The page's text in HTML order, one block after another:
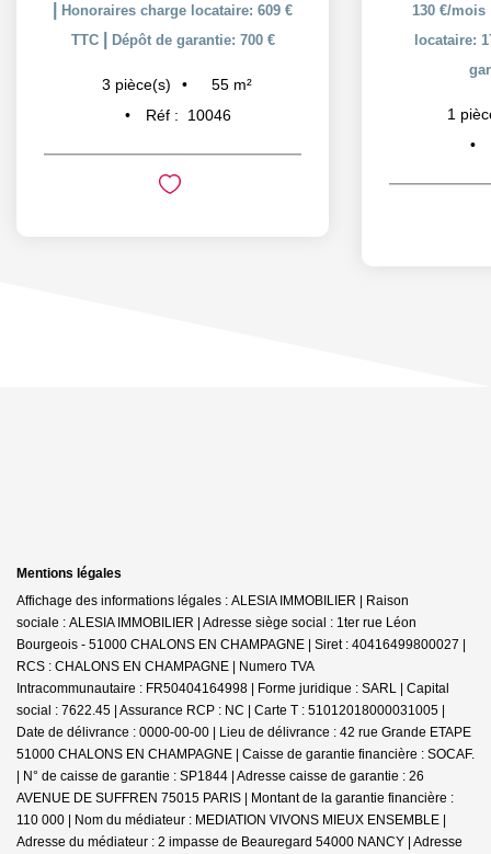
Honoraires charge locataire: 609 €
TTC
Dépôt de garantie: 700 €
3 pièce(s) 55 m²
Réf :
10046
130 €/mois
locataire:
1
Mentions légales
Affichage des informations légales : ALESIA IMMOBILIER | Raison
sociale : ALESIA IMMOBILIER | Adresse siège social : 1ter rue Léon
Bourgeois - 51000 CHALONS EN CHAMPAGNE | Siret : 40416499800027 |
RCS : CHALONS EN CHAMPAGNE | Numero TVA
Intracommunautaire : FR50404164998 | Forme juridique : SARL | Capital
social : 7622.45 | Assurance RCP : NC | Carte T : 51012018000031005 |
Date de délivrance : 0000-00-00 | Lieu de délivrance : 42 rue Grande ETAPE
51000 CHALONS EN CHAMPAGNE | Caisse de garantie financière : SOCAF.
| N° de caisse de garantie : SP1844 | Adresse caisse de garantie : 26
AVENUE DE SUFFREN 75015 PARIS | Montant de la garantie financière :
110 000 | Nom du médiateur : MEDIATION VIVONS MIEUX ENSEMBLE |
Adresse du médiateur : 2 impasse de Beauregard 54000 NANCY | Adresse